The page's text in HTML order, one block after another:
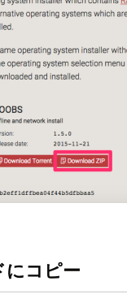
にコピー